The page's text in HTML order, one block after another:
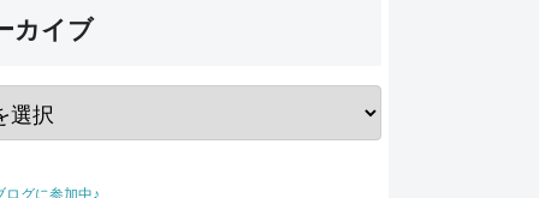
カイブ